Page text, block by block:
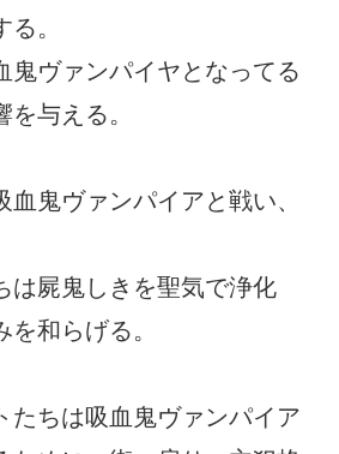
。
鬼ヴァンパイヤとなってる
与える。
鬼ヴァンパイアと戦い、
は屍鬼しきを聖気で浄化
を和らげる。
たちは吸血鬼ヴァンパイア